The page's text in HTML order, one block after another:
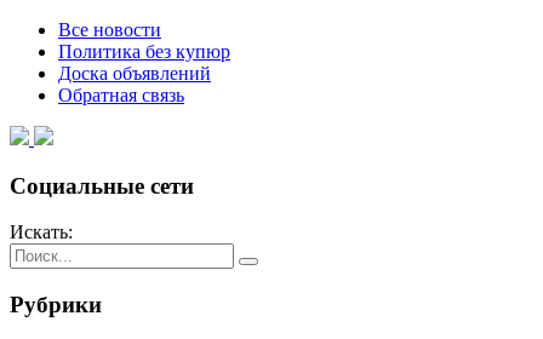
Все новости
Политика без купюр
Доска объявлений
Обратная связь
Социальные сети
Искать:
Рубрики